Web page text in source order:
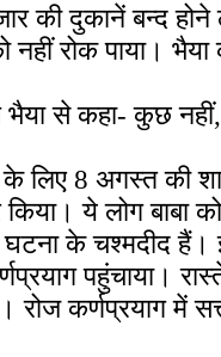
की दुकानें बन्द
रोक पाया।
भैया से कहा- कुछ
के लिए 8 अगस्त
ये लोग
के चश्मदीद हैं।
रास्ते में
कर्णप्रयाग में